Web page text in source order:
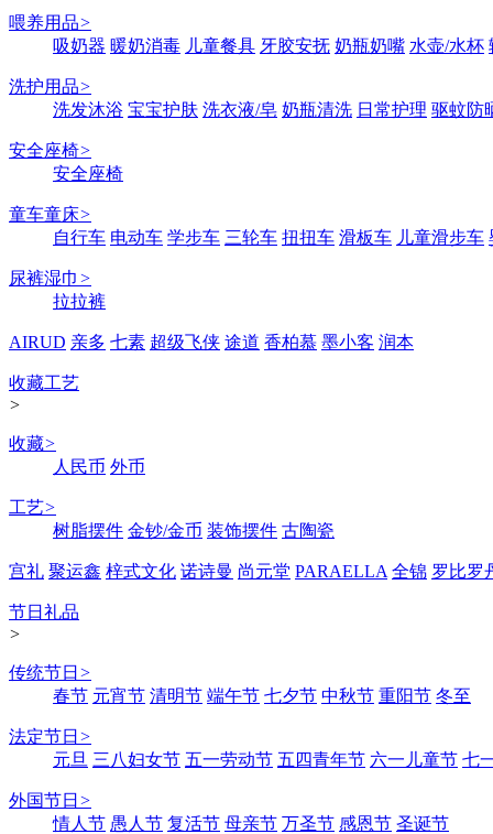
喂养用品>
吸奶器 暖奶消毒 儿童餐具 牙胶安抚 奶瓶奶嘴 水壶/水杯
洗护用品>
洗发沐浴 宝宝护肤 洗衣液/皂 奶瓶清洗 日常护理 驱蚊防
安全座椅>
安全座椅
童车童床>
自行车 电动车 学步车 三轮车 扭扭车 滑板车 儿童滑步车
尿裤湿巾 >
拉拉裤
AIRUD 亲多 七素 超级飞侠 途道 香柏慕 墨小客 润本
收藏工艺
>
收藏>
人民币 外币
工艺>
树脂摆件 金钞/金币 装饰摆件 古陶瓷
宫礼 聚运鑫 梓式文化 诺诗曼 尚元堂 PARAELLA 全锦 罗比罗
节日礼品
>
传统节日 >
春节 元宵节 清明节 端午节 七夕节 中秋节 重阳节 冬至
法定节日 >
元旦 三八妇女节 五一劳动节 五四青年节 六一儿童节 七
外国节日 >
情人节 愚人节 复活节 母亲节 万圣节 感恩节 圣诞节